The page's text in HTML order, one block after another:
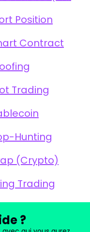
Position
Contract
Trading
Hunting
(Crypto)
Trading
?